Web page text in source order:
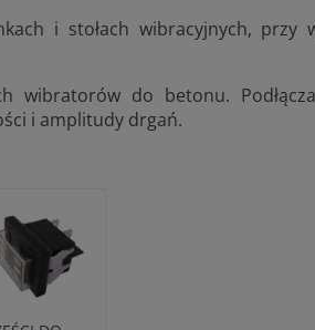
i stołach wibracyjnych, przy
wibratorów do betonu.
i amplitudy drgań.